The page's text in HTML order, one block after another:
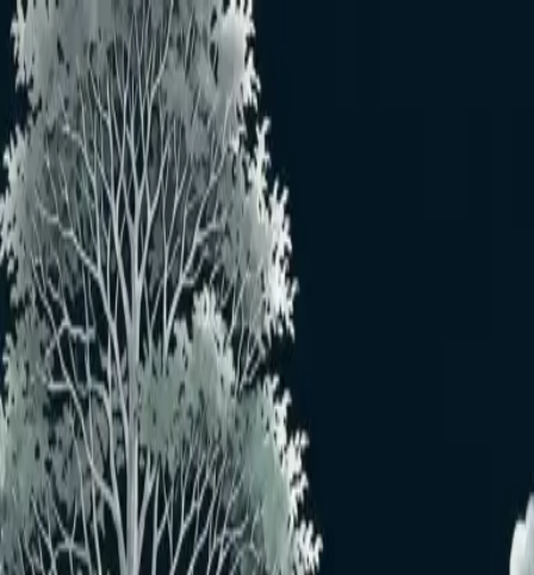
メインコンテンツへスキップ
おすすめユーザー
おすすめユーザーはいません
もっと見る